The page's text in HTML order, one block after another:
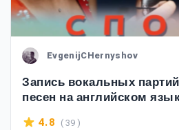
EvgenijCHernyshov
Запись вокальных
песен на английском
4.8 ( 39 )